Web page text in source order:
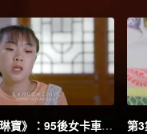
第2集《琳寶》：95後女卡車司機的獨立宣言